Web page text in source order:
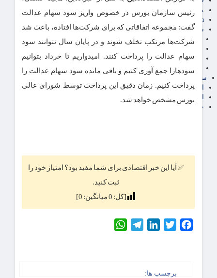
مناطق آزاد تجاری
24intermedia
سایر اخبار اقتصادی
عمومی و سرگرمی
آگهی رسمی و مزایده
آکادمی آموزش اقتصادی
سایر رسانه ها
اقتصاد فارسی
اقتصاد آفرین
خرید انواع دیزل ژنراتور
رئیس سازمان بورس در خصوص واریز سود سهام عدالت
گفت: مجموعه اتفاقاتی که برای شرکت‌ها افتاده، باعث شد
شرکت‌ها مرتکب تخلف شوند و در پایان سال نتوانند سود
سهام عدالت را پرداخت کنند. امیدواریم تا خرداد بتوانیم
سودهارا جمع آوری کنیم و باقی مانده سود سهام عدالت را
پرداخت کنیم. زمان دقیق این پرداخت توسط شورای عالی
بورس مشخص خواهد شد.
✅ آیا این خبر اقتصادی برای شما مفید بود؟ امتیاز خود را
ثبت کنید.
[کل: 0میانگین: 0
]
Facebook
Twitter
LinkedIn
Telegram
برچسب ها: